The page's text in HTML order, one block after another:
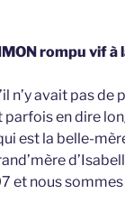
rompu vif à
n’y avait pas de
en dire
est la belle-
et nous sommes